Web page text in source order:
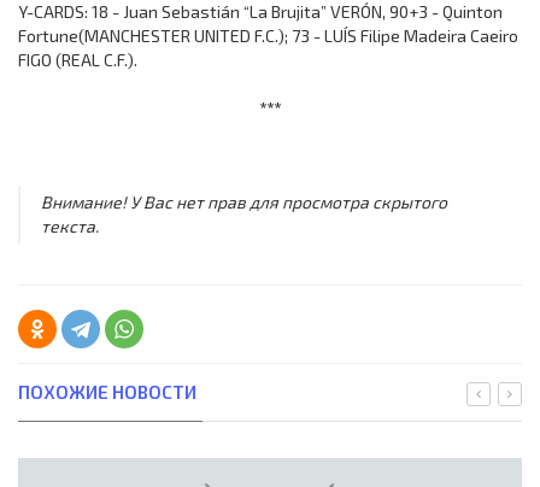
Y-CARDS: 18 - Juan Sebastián “La Brujita” VERÓN, 90+3 - Quinton
Fortune(MANCHESTER UNITED F.C.); 73 - LUÍS Filipe Madeira Caeiro
FIGO (REAL C.F.).
***
Внимание! У Вас нет прав для просмотра скрытого
текста.
ПОХОЖИЕ НОВОСТИ